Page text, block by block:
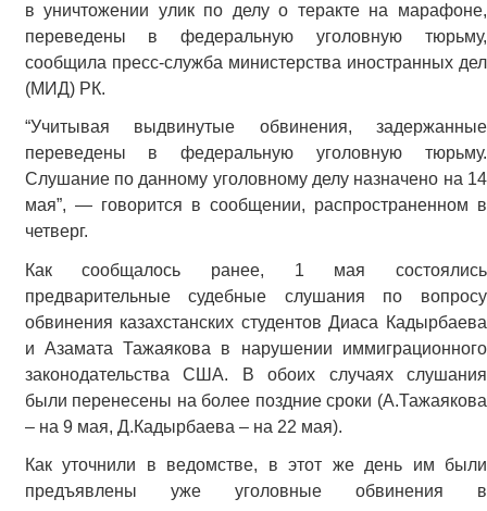
в уничтожении улик по делу о теракте на марафоне,
переведены в федеральную уголовную тюрьму,
сообщила пресс-служба министерства иностранных дел
(МИД) РК.
“Учитывая выдвинутые обвинения, задержанные
переведены в федеральную уголовную тюрьму.
Слушание по данному уголовному делу назначено на 14
мая”, — говорится в сообщении, распространенном в
четверг.
Как сообщалось ранее, 1 мая состоялись
предварительные судебные слушания по вопросу
обвинения казахстанских студентов Диаса Кадырбаева
и Азамата Тажаякова в нарушении иммиграционного
законодательства США. В обоих случаях слушания
были перенесены на более поздние сроки (А.Тажаякова
– на 9 мая, Д.Кадырбаева – на 22 мая).
Как уточнили в ведомстве, в этот же день им были
предъявлены уже уголовные обвинения в